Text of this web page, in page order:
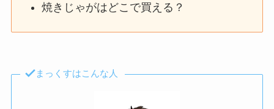
焼きじゃがはどこで買える？
まっくすはこんな人